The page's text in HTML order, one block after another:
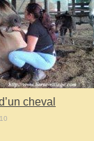
cheval